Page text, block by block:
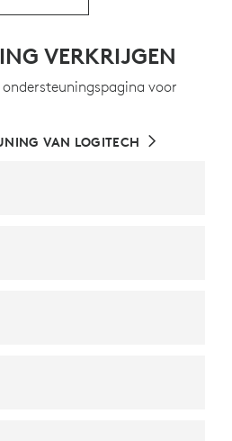
VERKRIJGEN
voor
VAN LOGITECH